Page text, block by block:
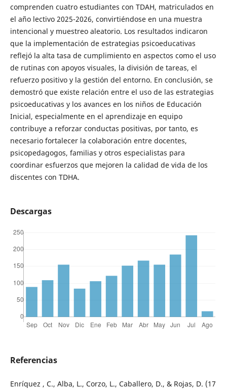
comprenden cuatro estudiantes con TDAH, matriculados en
el año lectivo 2025-2026, convirtiéndose en una muestra
intencional y muestreo aleatorio. Los resultados indicaron
que la implementación de estrategias psicoeducativas
reflejó la alta tasa de cumplimiento en aspectos como el uso
de rutinas con apoyos visuales, la división de tareas, el
refuerzo positivo y la gestión del entorno. En conclusión, se
demostró que existe relación entre el uso de las estrategias
psicoeducativas y los avances en los niños de Educación
Inicial, especialmente en el aprendizaje en equipo
contribuye a reforzar conductas positivas, por tanto, es
necesario fortalecer la colaboración entre docentes,
psicopedagogos, familias y otros especialistas para
coordinar esfuerzos que mejoren la calidad de vida de los
discentes con TDHA.
Descargas
Referencias
Enríquez , C., Alba, L., Corzo, L., Caballero, D., & Rojas, D. (17